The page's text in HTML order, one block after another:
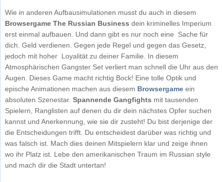
Wie in anderen Aufbausimulationen musst du auch in diesem
Browsergame The Russian Business dein kriminelles Imperium
erst einmal aufbauen. Und dann gibt es nur noch eine Sache für
dich. Geld verdienen. Gegen jede Regel und gegen das Gesetz,
jedoch mit hoher Loyalität zu deiner Familie. In diesem
Atmosphärischen Gangster Set verliert man schnell die Uhr aus den
Augen. Dieses Game macht richtig Bock! Eine tolle Optik und
epische Animationen machen aus diesem Browsergame ein
absoluten Szenestar. Spannende Gangfights mit tausenden
Spielern, Ranglisten auf denen du dir dein nächstes Opfer suchen
kannst und Anerkennung, wie sie dir zusteht! Du bist derjenige der
die Entscheidungen trifft. Du entscheidest darüber was richtig und
was falsch ist. Mach dies deinen Mitspielern klar und zeige ihnen
wo ihr Platz ist. Lebe den amerikanischen Traum im Russian style
und mach dir die Stadt untertan!